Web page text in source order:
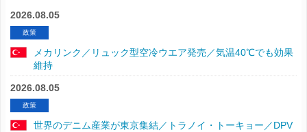
2026.08.05
政策
メカリンク／リュック型空冷ウエア発売／気温40℃でも効果
維持
2026.08.05
政策
世界のデニム産業が東京集結／トラノイ・トーキョー／DPV